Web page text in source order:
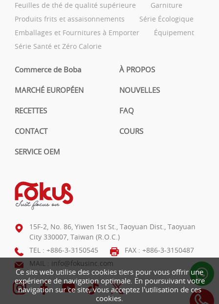
Ce site web utilise des cookies tiers pour vous offrir une
expérience de navigation optimale. En poursuivant votre
navigation sur ce site, vous acceptez l'utilisation de ces
cookies.
Feuilles de thé de qualité supérieure
Garniture
Produits frits et assaisonnements
Série Écologique
Emballages et Fournitures à Emporter
Équipement
Série Santé et Zéro Calorie
Commerce de Boba À PROPOS
MARCHÉ EUROPÉEN NOUVELLES
RECETTES FAQ
CONTACT COURS
SERVICE OEM
15F-2, No. 86, Yiwen 1st St., Taoyuan Dist., Taoyuan
City 330007, Taiwan (R.O.C.)
TEL : +886-3-3150545
FAX : +886-3-3150487
MAIL : info@fokusinc.com